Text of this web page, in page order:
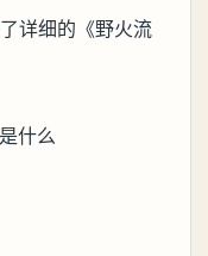
详细的《野火流